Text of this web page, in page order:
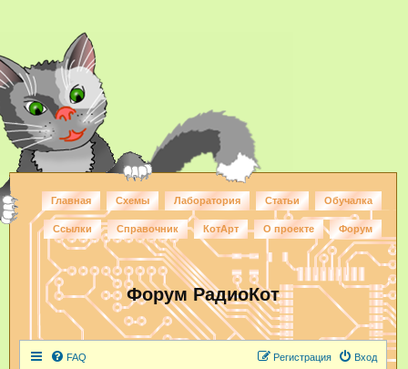
Главная Схемы Лаборатория Статьи Обучалка
Ссылки Справочник КотАрт О проекте Форум
Форум РадиоКот
FAQ Вход
Регистрация